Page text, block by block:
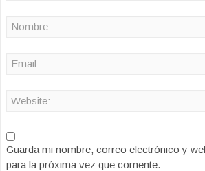
Guarda mi nombre, correo electrónico y
para la próxima vez que comente.